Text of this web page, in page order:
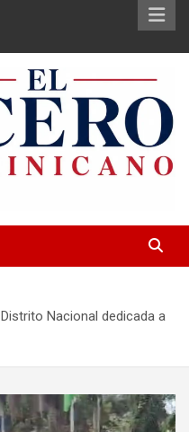
Nacional dedicada a